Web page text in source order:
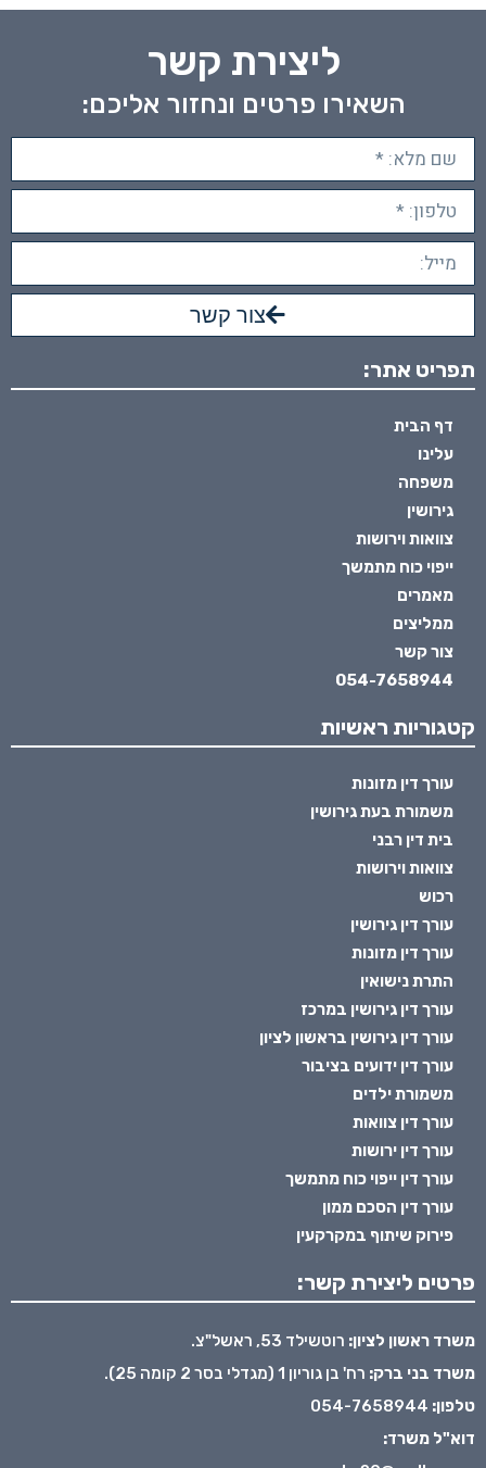
ליצירת קשר
השאירו פרטים ונחזור אליכם:
צור קשר
תפריט אתר:
דף הבית
עלינו
משפחה
גירושין
צוואות וירושות
ייפוי כוח מתמשך
מאמרים
ממליצים
צור קשר
054-7658944
קטגוריות ראשיות
עורך דין מזונות
משמורת בעת גירושין
בית דין רבני
צוואות וירושות
רכוש
עורך דין גירושין
עורך דין מזונות
התרת נישואין
עורך דין גירושין במרכז
עורך דין גירושין בראשון לציון
עורך דין ידועים בציבור
משמורת ילדים
עורך דין צוואות
עורך דין ירושות
עורך דין ייפוי כוח מתמשך
עורך דין הסכם ממון
פירוק שיתוף במקרקעין
פרטים ליצירת קשר:
משרד ראשון לציון: רוטשילד 53, ראשל"צ.
משרד בני ברק: רח' בן גוריון 1 (מגדלי בסר 2 קומה 25).
טלפון: 054-7658944
דוא"ל משרד: